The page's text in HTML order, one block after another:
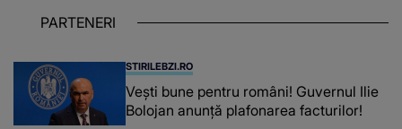
chiar și după trecerea anilor: "De
PARTENERI
STIRILEBZI.RO
Vești bune pentru români! Guvernul Ilie
Bolojan anunță plafonarea facturilor!